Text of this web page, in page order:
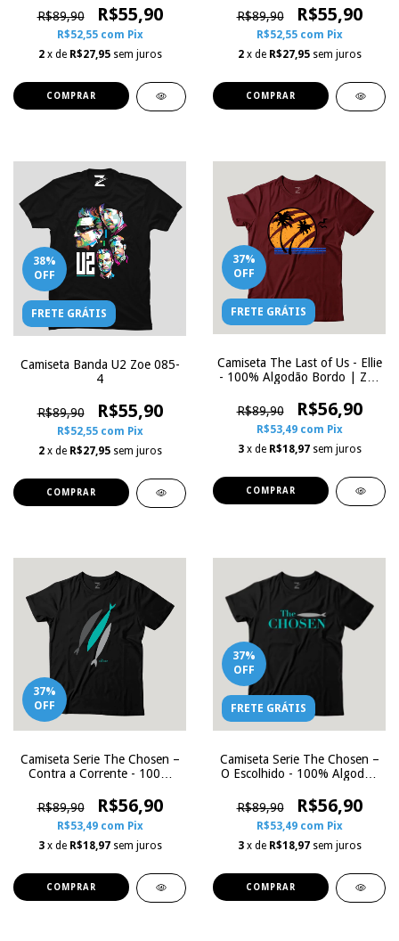
Influence
R$89,90 R$55,90
R$52,55 com Pix
2 x de R$27,95 sem juros
COMPRAR
R$89,90
R$55,90
R$52,55 com Pix
2 x de R$27,95 sem juros
COMPRAR
38%
OFF
FRETE GRÁTIS
Camiseta Banda U2 Zoe 085-
4
R$89,90 R$55,90
R$52,55 com Pix
2 x de R$27,95 sem juros
COMPRAR
37%
OFF
FRETE GRÁTIS
Camiseta The Last of Us - Ellie
- 100% Algodão Bordo | Zoe
R$89,90
R$56,90
R$53,49 com Pix
3 x de R$18,97 sem juros
COMPRAR
37%
OFF
Camiseta Serie The Chosen –
Contra a Corrente - 100%
Influence
R$89,90 R$56,90
R$53,49 com Pix
3 x de R$18,97 sem juros
COMPRAR
37%
OFF
FRETE GRÁTIS
Camiseta Serie The Chosen –
O Escolhido - 100% Algodão
R$89,90
R$56,90
R$53,49 com Pix
3 x de R$18,97 sem juros
COMPRAR